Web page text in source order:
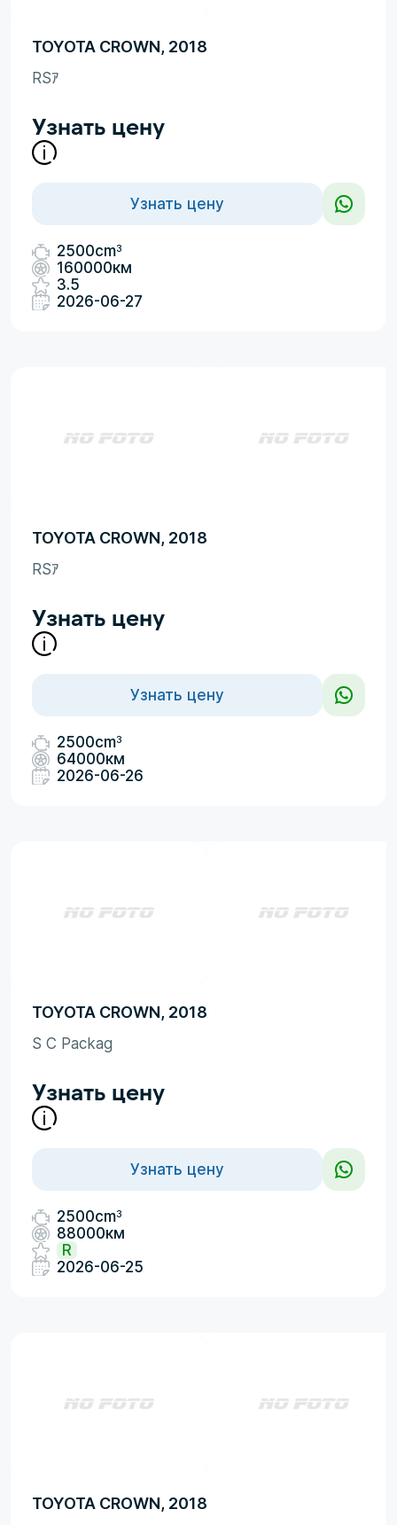
TOYOTA CROWN, 2018
RSｱ
Узнать цену
Узнать цену
2500cm3
160000км
3.5
2026-06-27
TOYOTA CROWN, 2018
RSｱ
Узнать цену
Узнать цену
2500cm3
64000км
2026-06-26
TOYOTA CROWN, 2018
S C Packag
Узнать цену
Узнать цену
2500cm3
88000км
R
2026-06-25
TOYOTA CROWN, 2018